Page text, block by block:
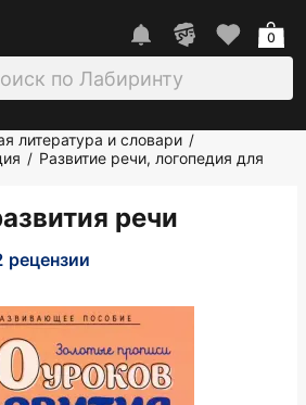
0
литература и словари /
/ Развитие речи, логопедия для
речи
рецензии